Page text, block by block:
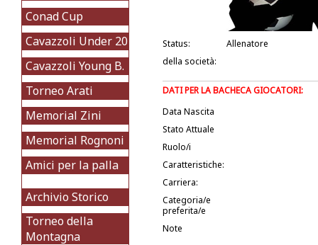
Conad Cup
Cavazzoli Under 20
Cavazzoli Young B.
Torneo Arati
Memorial Zini
Memorial Rognoni
Amici per la palla
Archivio Storico
Torneo della
Montagna
Status:
Allenatore
della società:
DATI PER LA BACHECA GIOCATORI:
Data Nascita
Stato Attuale
Ruolo/i
Caratteristiche:
Carriera:
Categoria/e
preferita/e
Note